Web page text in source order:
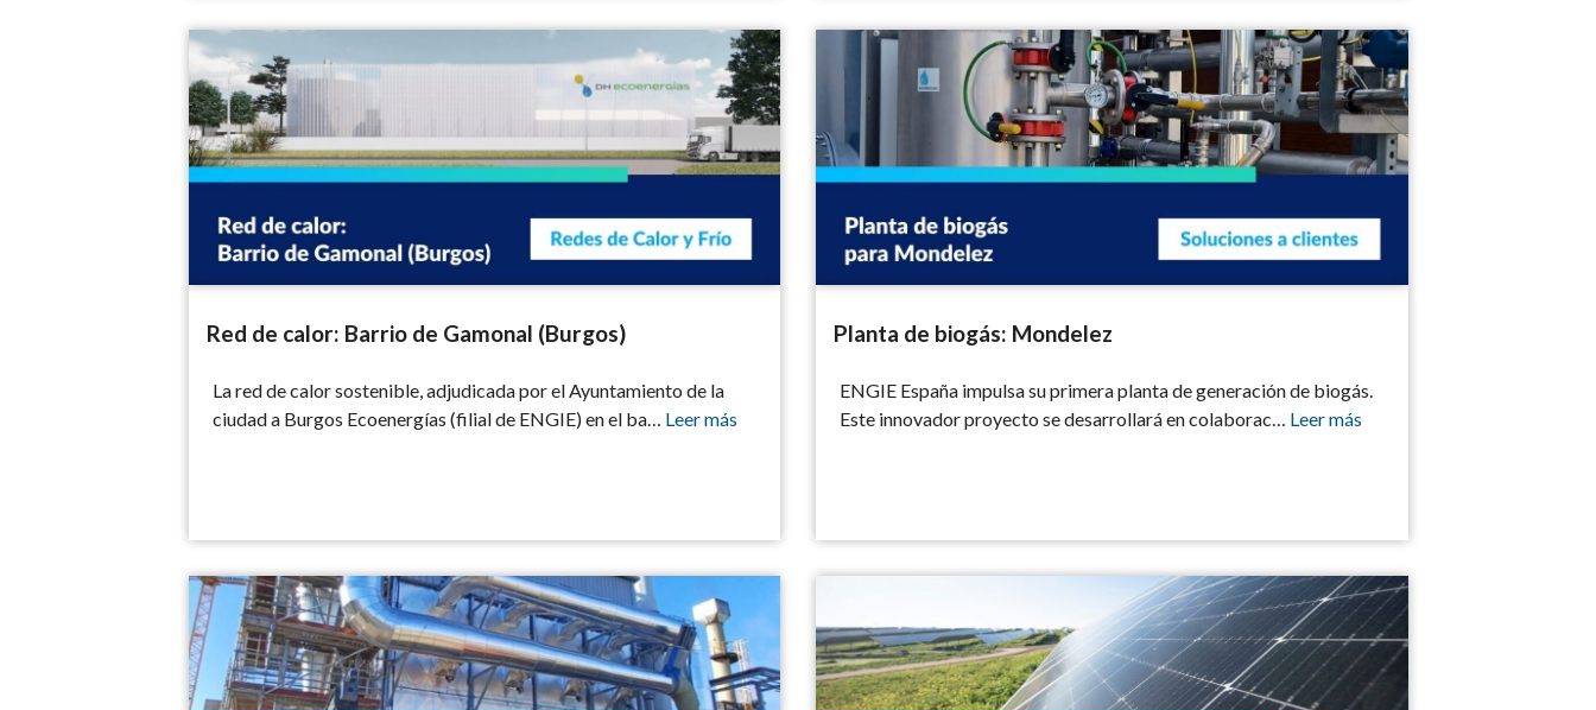
Red de calor: Barrio de Gamonal (Burgos)
Red de calor: Barrio de Gamonal (Burgos)
La red de calor sostenible, adjudicada por el Ayuntamiento de la
ciudad a Burgos Ecoenergías (filial de ENGIE) en el ba… Leer más
Planta de biogás: Mondelez
Planta de biogás: Mondelez
ENGIE España impulsa su primera planta de generación de biogás.
Este innovador proyecto se desarrollará en colaborac… Leer más
Planta Biomasa para DS Smith